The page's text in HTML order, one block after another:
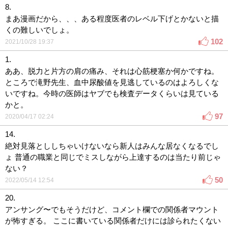
8.
まあ漫画だから、、、ある程度医者のレベル下げとかないと描
くの難しいでしょ。
2021/10/28 19:37 102
1.
ああ、脱力と片方の肩の痛み、それは心筋梗塞か何かですね。
ところで滝野先生、血中尿酸値を見逃しているのはよろしくな
いですね。今時の医師はヤブでも検査データくらいは見ている
かと。
2020/04/17 02:24 97
14.
絶対見落とししちゃいけないなら新人はみんな居なくなるでし
ょ 普通の職業と同じでミスしながら上達するのは当たり前じゃ
ない？
2022/05/14 12:54 50
20.
アンサング〜でもそうだけど、コメント欄での関係者マウント
が怖すぎる。 ここに書いている関係者だけには診られたくない